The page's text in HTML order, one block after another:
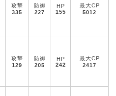
攻撃
335
防御
227
HP
155
最大CP
5012
攻撃
129
防御
205
HP
242
最大CP
2417